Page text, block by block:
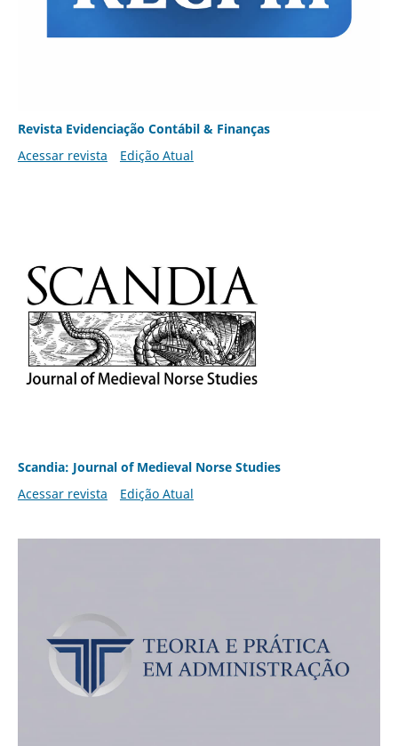
Revista Evidenciação Contábil & Finanças
Acessar revista
Edição Atual
Scandia: Journal of Medieval Norse Studies
Acessar revista
Edição Atual